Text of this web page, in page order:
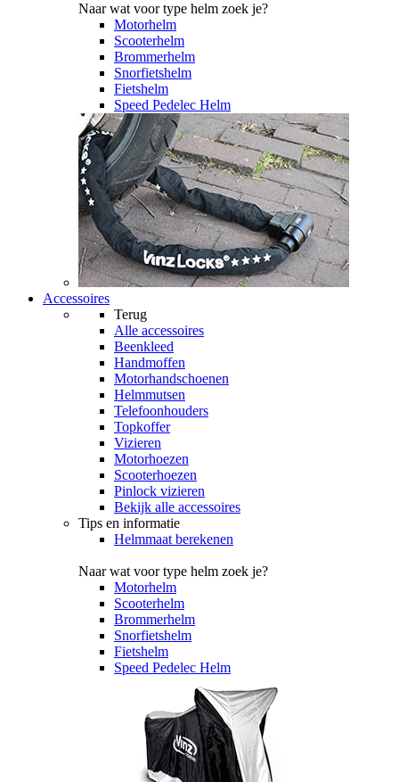
Naar wat voor type helm zoek je?
Motorhelm
Scooterhelm
Brommerhelm
Snorfietshelm
Fietshelm
Speed Pedelec Helm
Accessoires
Terug
Alle accessoires
Beenkleed
Handmoffen
Motorhandschoenen
Helmmutsen
Telefoonhouders
Topkoffer
Vizieren
Motorhoezen
Scooterhoezen
Pinlock vizieren
Bekijk alle accessoires
Tips en informatie
Helmmaat berekenen
Naar wat voor type helm zoek je?
Motorhelm
Scooterhelm
Brommerhelm
Snorfietshelm
Fietshelm
Speed Pedelec Helm